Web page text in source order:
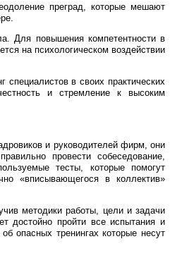
преград, которые мешают
Для повышения компетентности в
на психологическом воздействии
в своих практических
и стремление к высоким
и руководителей фирм, они
провести собеседование,
тесты, которые помогут
«вписывающегося в коллектив»
методики работы, цели и задачи
достойно пройти все испытания и
опасных тренингах которые несут